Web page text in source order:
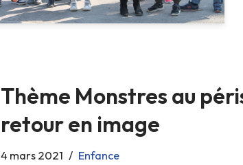
Thème Monstres au
retour en image
4 mars 2021 Enfance